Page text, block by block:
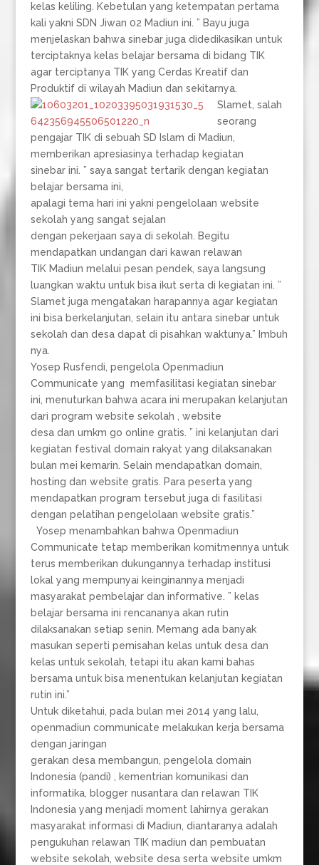
kelas keliling. Kebetulan yang ketempatan pertama
kali yakni SDN Jiwan 02 Madiun ini. ” Bayu juga
menjelaskan bahwa sinebar juga didedikasikan untuk
terciptaknya kelas belajar bersama di bidang TIK
agar terciptanya TIK yang Cerdas Kreatif dan
Produktif di wilayah Madiun dan sekitarnya.
Slamet, salah
seorang
pengajar TIK di sebuah SD Islam di Madiun,
memberikan apresiasinya terhadap kegiatan
sinebar ini. ” saya sangat tertarik dengan kegiatan
belajar bersama ini,
apalagi tema hari ini yakni pengelolaan website
sekolah yang sangat sejalan
dengan pekerjaan saya di sekolah. Begitu
mendapatkan undangan dari kawan relawan
TIK Madiun melalui pesan pendek, saya langsung
luangkan waktu untuk bisa ikut serta di kegiatan ini. ”
Slamet juga mengatakan harapannya agar kegiatan
ini bisa berkelanjutan, selain itu antara sinebar untuk
sekolah dan desa dapat di pisahkan waktunya.” Imbuh
nya.
Yosep Rusfendi, pengelola Openmadiun
Communicate yang memfasilitasi kegiatan sinebar
ini, menuturkan bahwa acara ini merupakan kelanjutan
dari program website sekolah , website
desa dan umkm go online gratis. ” ini kelanjutan dari
kegiatan festival domain rakyat yang dilaksanakan
bulan mei kemarin. Selain mendapatkan domain,
hosting dan website gratis. Para peserta yang
mendapatkan program tersebut juga di fasilitasi
dengan pelatihan pengelolaan website gratis.”
Yosep menambahkan bahwa Openmadiun
Communicate tetap memberikan komitmennya untuk
terus memberikan dukungannya terhadap institusi
lokal yang mempunyai keinginannya menjadi
masyarakat pembelajar dan informative. ” kelas
belajar bersama ini rencananya akan rutin
dilaksanakan setiap senin. Memang ada banyak
masukan seperti pemisahan kelas untuk desa dan
kelas untuk sekolah, tetapi itu akan kami bahas
bersama untuk bisa menentukan kelanjutan kegiatan
rutin ini.”
Untuk diketahui, pada bulan mei 2014 yang lalu,
openmadiun communicate melakukan kerja bersama
dengan jaringan
gerakan desa membangun, pengelola domain
Indonesia (pandi) , kementrian komunikasi dan
informatika, blogger nusantara dan relawan TIK
Indonesia yang menjadi moment lahirnya gerakan
masyarakat informasi di Madiun, diantaranya adalah
pengukuhan relawan TIK madiun dan pembuatan
website sekolah, website desa serta website umkm